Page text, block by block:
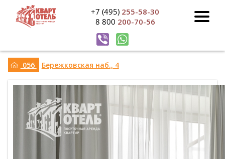
+7 (495) 255-58-30
8 800 200-70-56
056 Бережковская наб., 4